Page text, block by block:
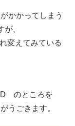
かかってしまう
、
変えてみている
のところを
ごきます。